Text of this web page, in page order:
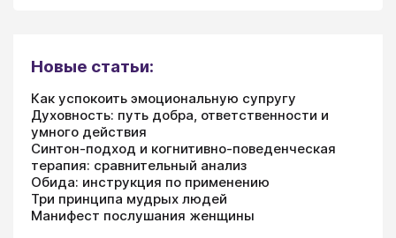
Новые статьи:
Как успокоить эмоциональную супругу
Духовность: путь добра, ответственности и
умного действия
Синтон-подход и когнитивно-поведенческая
терапия: сравнительный анализ
Обида: инструкция по применению
Три принципа мудрых людей
Манифест послушания женщины